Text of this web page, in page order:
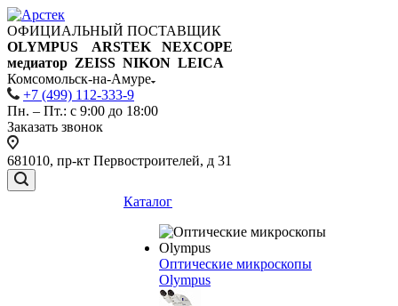
ОФИЦИАЛЬНЫЙ ПОСТАВЩИК
OLYMPUS ARSTEK NEXCOPE
медиатор ZEISS NIKON LEICA
Комсомольск-на-Амуре
+7 (499) 112-333-9
Пн. – Пт.: с 9:00 до 18:00
Заказать звонок
681010, пр-кт Первостроителей, д 31
Каталог
Оптические микроскопы
Olympus